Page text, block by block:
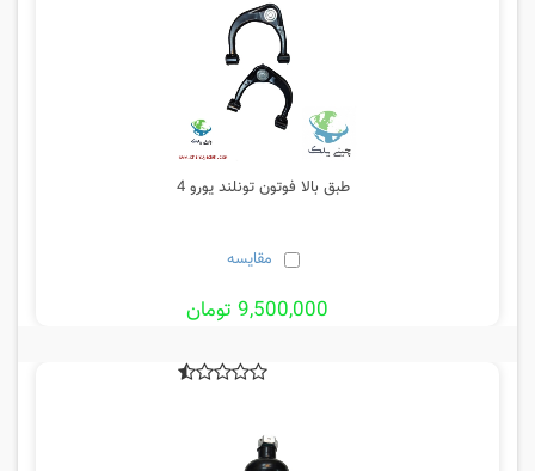
طبق بالا فوتون تونلند یورو 4
مقایسه
9,500,000 تومان